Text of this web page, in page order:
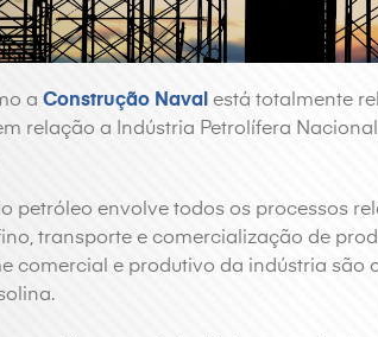
a Construção Naval está totalmente
relação a Indústria Petrolífera
petróleo envolve todos os processos
transporte e comercialização de
comercial e produtivo da indústria são